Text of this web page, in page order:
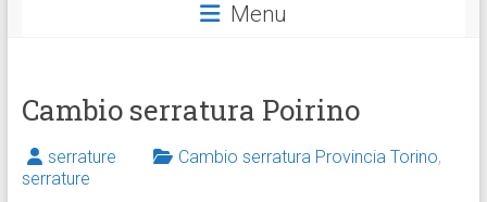
Menu
Cambio serratura Poirino
serrature Cambio serratura Provincia Torino,
serrature